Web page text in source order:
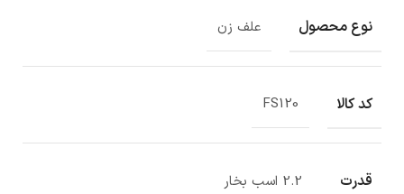
نوع محصول علف زن
کد کالا FS120
قدرت 2.2 اسب بخار